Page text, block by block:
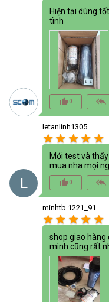
Hiện tại dùng
tình
thumb_up_alt0 reply_all
L
letanlinh1305
star star star star star
Mới test và
mua nha mọi
thumb_up_alt0 reply_all
minhtb.1221_91.
star star star star star
shop giao hàng
mình cũng rất